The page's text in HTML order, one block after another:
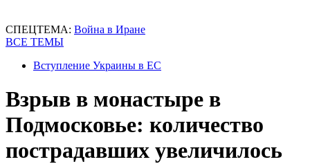
СПЕЦТЕМА: Война в Иране
ВСЕ ТЕМЫ
Вступление Украины в ЕС
Взрыв в монастыре в
Подмосковье: количество
пострадавших увеличилось